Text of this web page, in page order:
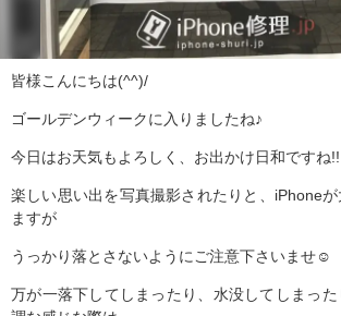
皆様こんにちは(^^)/
ゴールデンウィークに入りましたね♪
今日はお天気もよろしく、お出かけ日和ですね!!
楽しい思い出を写真撮影されたりと、iPhone
ますが
うっかり落とさないようにご注意下さいませ☺
万が一落下してしまったり、水没してしまっ